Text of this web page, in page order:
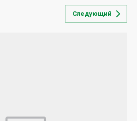
Следующий